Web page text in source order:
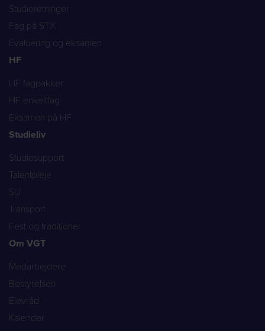
Studieretninger
Fag på STX
Evaluering og eksamen
HF
HF fagpakker
HF enkeltfag
Eksamen på HF
Studieliv
Studiesupport
Talentpleje
SU
Transport
Fest og traditioner
Om VGT
Medarbejdere
Bestyrelsen
Elevråd
Kalender